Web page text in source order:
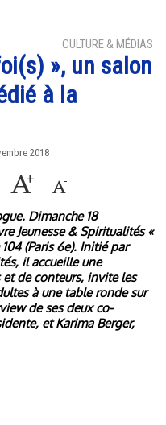
CULTURE & MÉDIAS
», un salon
à la
2018
Dimanche 18
Jeunesse & Spiritualités «
(Paris 6e). Initié par
il accueille une
et de conteurs, invite les
à une table ronde sur
de ses deux co-
et Karima Berger,